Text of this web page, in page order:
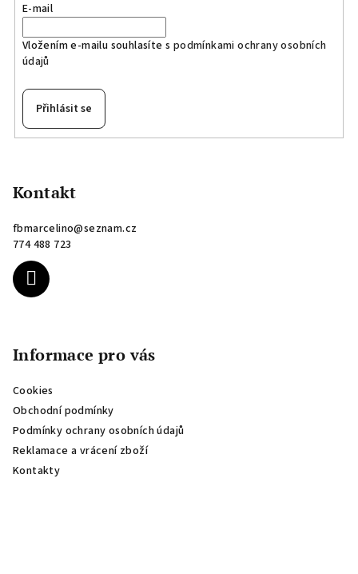
E-mail
Vložením e-mailu souhlasíte s podmínkami ochrany osobních
údajů
Přihlásit se
Kontakt
fbmarcelino@seznam.cz
774 488 723
Informace pro vás
Cookies
Obchodní podmínky
Podmínky ochrany osobních údajů
Reklamace a vrácení zboží
Kontakty